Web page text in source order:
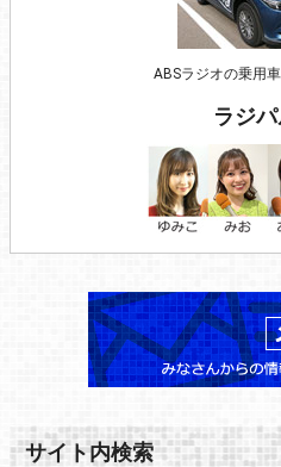
ABSラジオの乗用
ラジ
サイト内検索